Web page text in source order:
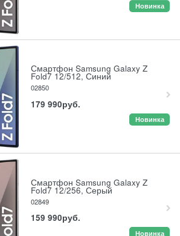
Новинка
Смартфон Samsung Galaxy Z
Fold7 12/512, Синий
02850
179 990руб.
Новинка
Смартфон Samsung Galaxy Z
Fold7 12/256, Серый
02849
159 990руб.
Новинка